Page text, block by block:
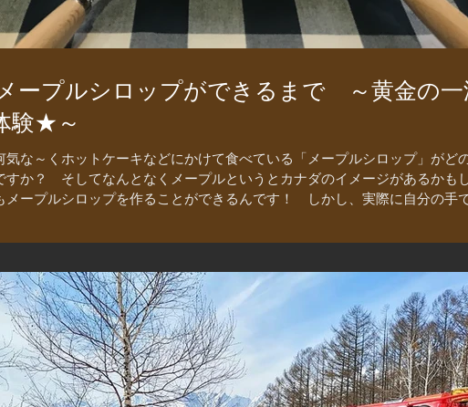
ープルシロップができるまで ～黄金の一
験★～
な～くホットケーキなどにかけて食べている「メープルシロップ」がど
すか？ そしてなんとなくメープルというとカナダのイメージがあるかも
メープルシロップを作ることができるんです！ しかし、実際に自分の手